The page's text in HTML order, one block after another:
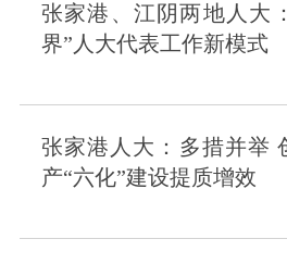
张家港、江阴两地人大
界”人大代表工作新模式
张家港人大：多措并举
产“六化”建设提质增效